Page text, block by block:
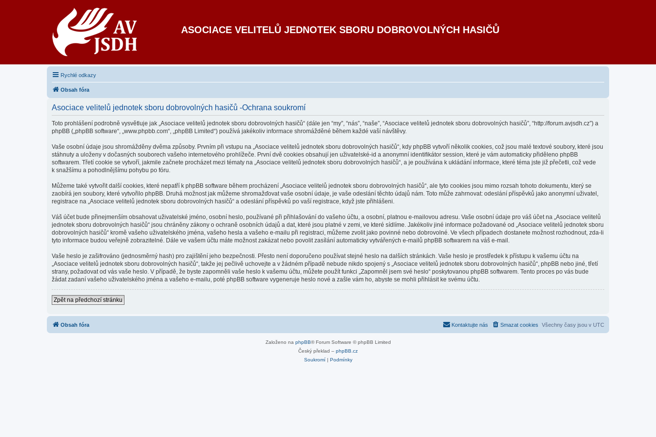
ASOCIACE VELITELŮ JEDNOTEK SBORU DOBROVOLNÝCH HASIČŮ
Rychlé odkazy
Obsah fóra
Asociace velitelů jednotek sboru dobrovolných hasičů -Ochrana soukromí
Toto prohlášení podrobně vysvětluje jak „Asociace velitelů jednotek sboru dobrovolných hasičů“ (dále jen “my”, “nás”, “naše”, “Asociace velitelů jednotek sboru dobrovolných hasičů”, “http://forum.avjsdh.cz”) a
phpBB („phpBB software“, „www.phpbb.com“, „phpBB Limited“) používá jakékoliv informace shromážděné během každé vaší návštěvy.
Vaše osobní údaje jsou shromážděny dvěma způsoby. Prvním při vstupu na „Asociace velitelů jednotek sboru dobrovolných hasičů“, kdy phpBB vytvoří několik cookies, což jsou malé textové soubory, které jsou
stáhnuty a uloženy v dočasných souborech vašeho internetového prohlížeče. První dvě cookies obsahují jen uživatelské-id a anonymní identifikátor session, které je vám automaticky přiděleno phpBB
softwarem. Třetí cookie se vytvoří, jakmile začnete procházet mezi tématy na „Asociace velitelů jednotek sboru dobrovolných hasičů“, a je používána k ukládání informace, které téma jste již přečetli, což vede
k snažšímu a pohodlnějšímu pohybu po fóru.
Můžeme také vytvořit další cookies, které nepatří k phpBB software během procházení „Asociace velitelů jednotek sboru dobrovolných hasičů“, ale tyto cookies jsou mimo rozsah tohoto dokumentu, který se
zaobírá jen soubory, které vytvořilo phpBB. Druhá možnost jak můžeme shromažďovat vaše osobní údaje, je vaše odeslání těchto údajů nám. Toto může zahrnovat: odeslání příspěvků jako anonymní uživatel,
registrace na „Asociace velitelů jednotek sboru dobrovolných hasičů“ a odeslání příspěvků po vaší registrace, když jste přihlášeni.
Váš účet bude přinejmenším obsahovat uživatelské jméno, osobní heslo, používané při přihlašování do vašeho účtu, a osobní, platnou e-mailovou adresu. Vaše osobní údaje pro váš účet na „Asociace velitelů
jednotek sboru dobrovolných hasičů“ jsou chráněny zákony o ochraně osobních údajů a dat, které jsou platné v zemi, ve které sídlíme. Jakékoliv jiné informace požadované od „Asociace velitelů jednotek sboru
dobrovolných hasičů“ kromě vašeho uživatelského jména, vašeho hesla a vašeho e-mailu při registraci, můžeme zvolit jako povinné nebo dobrovolné. Ve všech případech dostanete možnost rozhodnout, zda-li
tyto informace budou veřejně zobrazitelné. Dále ve vašem účtu máte možnost zakázat nebo povolit zasílání automaticky vytvářených e-mailů phpBB softwarem na váš e-mail.
Vaše heslo je zašifrováno (jednosměrný hash) pro zajištění jeho bezpečnosti. Přesto není doporučeno používat stejné heslo na dalších stránkách. Vaše heslo je prostředek k přístupu k vašemu účtu na
„Asociace velitelů jednotek sboru dobrovolných hasičů“, takže jej pečlivě uchovejte a v žádném případě nebude nikdo spojený s „Asociace velitelů jednotek sboru dobrovolných hasičů“, phpBB nebo jiné, třetí
strany, požadovat od vás vaše heslo. V případě, že byste zapomněli vaše heslo k vašemu účtu, můžete použít funkci „Zapomněl jsem své heslo“ poskytovanou phpBB softwarem. Tento proces po vás bude
žádat zadaní vašeho uživatelského jména a vašeho e-mailu, poté phpBB software vygeneruje heslo nové a zašle vám ho, abyste se mohli přihlásit ke svému účtu.
Zpět na předchozí stránku
Obsah fóra Všechny časy jsou v UTC
Smazat cookies
Kontaktujte nás
Založeno na phpBB® Forum Software © phpBB Limited
Český překlad – phpBB.cz
Soukromí| Podmínky